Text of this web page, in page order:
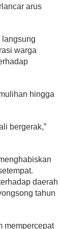
arus
langsung
warga
hingga
bergerak,”
daerah
tahun
mempercepat